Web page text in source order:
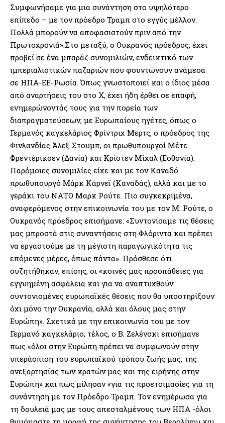
Συμφωνήσαμε για μια συνάντηση στο υψηλότερο
επίπεδο – με τον πρόεδρο Τραμπ στο εγγύς μέλλον.
Πολλά μπορούν να αποφασιστούν πριν από την
Πρωτοχρονιά».Στο μεταξύ, ο Ουκρανός πρόεδρος, έχει
προβεί σε ένα μπαράζ συνομιλιών, ενδεικτικό των
ιμπεριαλιστικών παζαριών που φουντώνουν ανάμεσα
σε ΗΠΑ-ΕΕ-Ρωσία. Όπως γνωστοποιεί και ο ίδιος μέσα
από αναρτήσεις του στο X, έχει ήδη έρθει σε επαφή,
ενημερώνοντάς τους για την πορεία των
διαπραγματεύσεων, με Ευρωπαίους ηγέτες, όπως ο
Γερμανός καγκελάριος Φρίντριχ Μερτς, ο πρόεδρος της
Φινλανδίας Άλεξ Στουμπ, οι πρωθυπουργοί Μέτε
Φρεντέρικσεν (Δανία) και Κρίστεν Μίχαλ (Εσθονία).
Παρόμοιες συνομιλίες είχε και με τον Καναδό
πρωθυπουργό Μάρκ Κάρνεϊ (Καναδάς), αλλά και με το
γεράκι του ΝΑΤΟ Μαρκ Ρούτε. Πιο συγκεκριμένα,
αναφερόμενος στην επικοινωνία του με τον Μ. Ρούτε, ο
Ουκρανός πρόεδρος επισήμανε: «Συντονίσαμε τις θέσεις
μας μπροστά στις συναντήσεις στη Φλόριντα και πρέπει
να εργαστούμε με τη μέγιστη παραγωγικότητα τις
επόμενες μέρες, όπως πάντα». Πρόσθεσε ότι
συζητήθηκαν, επίσης, οι «κοινές μας προσπάθειες για
εγγυημένη ασφάλεια και για να αναπτυχθούν
συντονισμένες ευρωπαϊκές θέσεις που θα υποστηρίξουν
όχι μόνο την Ουκρανία, αλλά και όλους μας στην
Ευρώπη». Σχετικά με την επικοινωνία του με τον
Γερμανό καγκελάριο, τέλος, ο Β. Ζελένσκι επισήμανε
πως «όλοι στην Ευρώπη πρέπει να συμφωνούν στην
υπεράσπιση του ευρωπαϊκού τρόπου ζωής μας, της
ανεξαρτησίας των κρατών μας και της ειρήνης στην
Ευρώπη» και πως μίλησαν «για τις προετοιμασίες για τη
συνάντηση με τον Πρόεδρο Τραμπ. Τον ενημέρωσα για
τη δουλειά μας με τους απεσταλμένους των ΗΠΑ -όλοι